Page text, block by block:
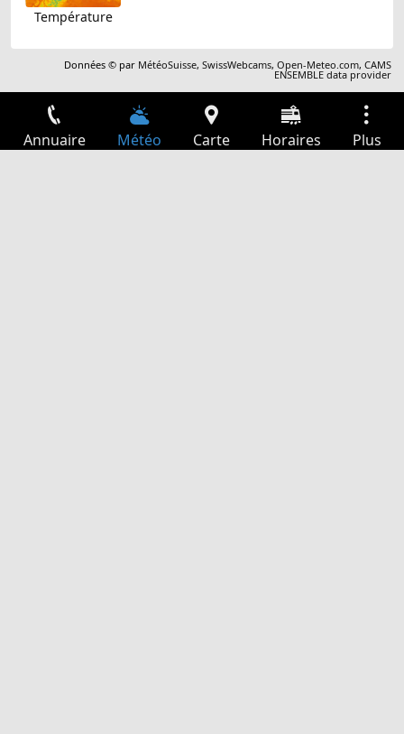
Température
Données © par MétéoSuisse,SwissWebcams,Open-Meteo.com,CAMS
ENSEMBLE data provider
Annuaire Météo Carte Horaires Plus